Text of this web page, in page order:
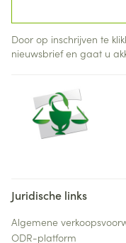
Door op inschrijven te
nieuwsbrief en gaat u
Juridische links
Algemene
ODR-platform